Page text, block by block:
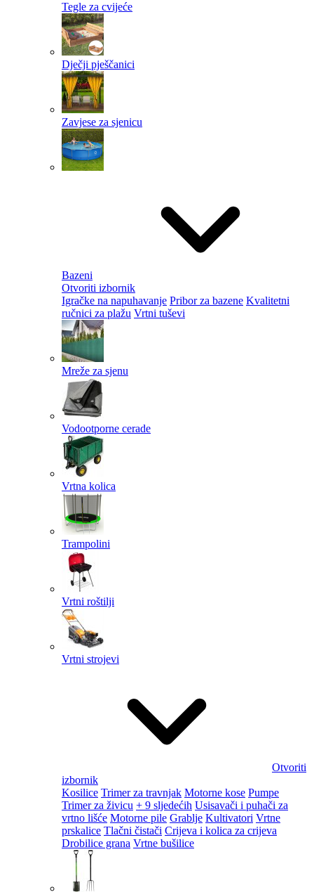
Tegle za cvijeće
Dječji pješčanici
Zavjese za sjenicu
Bazeni
Otvoriti izbornik
Igračke na napuhavanje Pribor za bazene Kvalitetni
ručnici za plažu Vrtni tuševi
Mreže za sjenu
Vodootporne cerade
Vrtna kolica
Trampolini
Vrtni roštilji
Vrtni strojevi
Otvoriti
izbornik
Kosilice Trimer za travnjak Motorne kose Pumpe
Trimer za živicu + 9 sljedećih Usisavači i puhači za
vrtno lišće Motorne pile Grablje Kultivatori Vrtne
prskalice Tlačni čistači Crijeva i kolica za crijeva
Drobilice grana Vrtne bušilice